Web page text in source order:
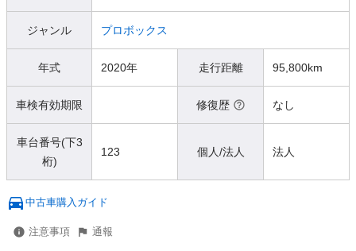
ジャンル プロボックス
年式 2020年 走行距離 95,800km
車検有効期限 修復歴 なし
車台番号(下3
桁)
123 個人/法人 法人
中古車購入ガイド
注意事項 通報